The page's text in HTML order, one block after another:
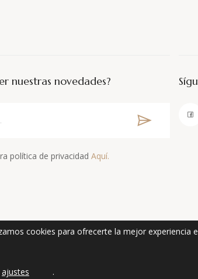
nuestras novedades?
política de privacidad Aquí.
© 2021 Kurrusku By
cookies para ofrecerte la mejor experiencia
ajustes .